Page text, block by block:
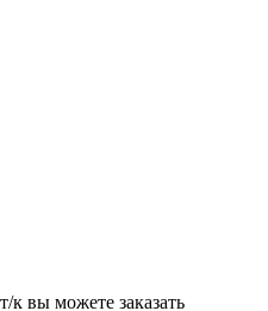
вы можете заказать